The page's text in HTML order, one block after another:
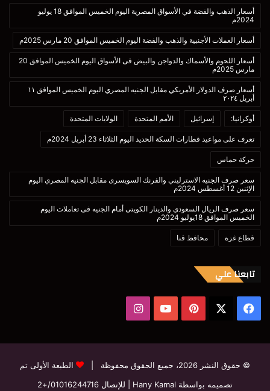
أسعار الذهب والفضة في الأسواق المصرية اليوم الخميس الموافق 18 يوليو
2024م
أسعار العملات الأجنبية والذهب والفضة اليوم الخميس الموافق 20 مارس 2025م
أسعار اللحوم والأسماك والدواجن والبيض فى الأسواق اليوم الخميس الموافق 20
مارس 2025م
أسعار صرف الدولار الأمريكي مقابل الجنيه المصري اليوم الخميس الموافق ١١
أبريل ٢٠٢٤
أوكرانيا: إسرائيل الأمم المتحدة الولايات المتحدة
تعرف على مواعيد قطارات السكة الحديد اليوم الثلاثاء 23 أبريل 2024م
حركة حماس
سعر صرف الجنيه الاسترليني والفرنك السويسرى مقابل الجنيه المصري اليوم
الإثنين 12 أغسطس 2024م
سعر صرف الريال السعودي والدينار الكويتى أمام الجنيه فى تعاملات اليوم
الخميس الموافق 18يوليو 2024م
قطاع غزة محافظ قنا
تابعنا علي
فيسبوك بينتيريست‫YouTube
© حقوق النشر 2026، جميع الحقوق محفوظة |
الطبعة الأولى تم
تصميمه بواسطة Hany Kamal
| للإتصال 01016244716/+2